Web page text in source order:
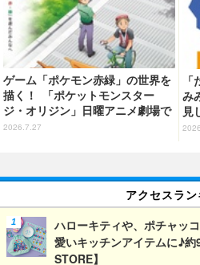
ゲーム「ポケモン赤緑」の世界を
描く！ 「ポケットモンスター
ジ・オリジン」日曜アニメ劇場で
8月2日に放送
2026.7.27
み
見
グ
アクセスラン
ハローキティや、ポチャッ
愛いキッチンアイテムに♪
STORE】